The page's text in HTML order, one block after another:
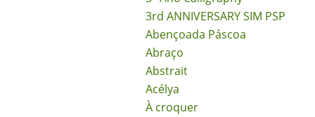
3rd ANNIVERSARY SIM PSP
Abençoada Páscoa
Abraço
Abstrait
Acélya
À croquer